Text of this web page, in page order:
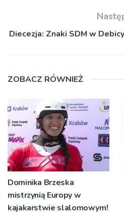
Diecezja: Znaki SDM w
ZOBACZ RÓWNIEŻ
Dominika Brzeska
mistrzynią Europy w
kajakarstwie slalomowym!